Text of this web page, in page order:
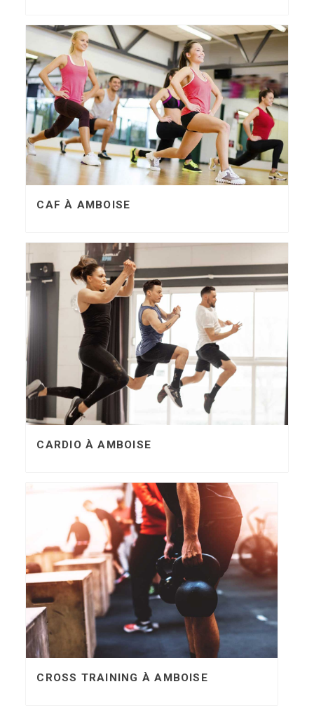
CAF À AMBOISE
CARDIO À AMBOISE
CROSS TRAINING À AMBOISE